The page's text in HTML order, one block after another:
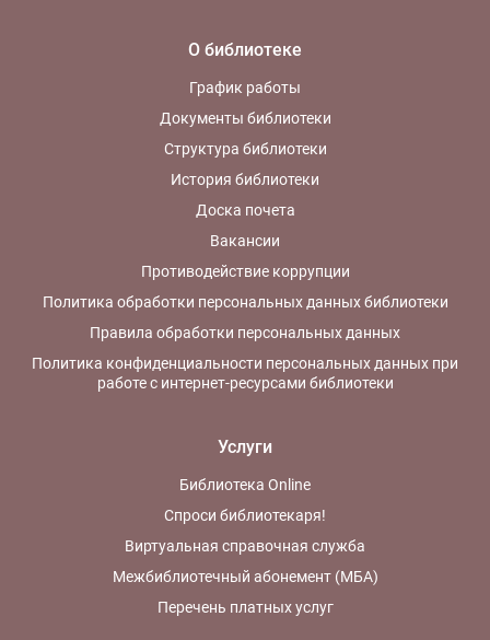
О библиотеке
График работы
Документы библиотеки
Структура библиотеки
История библиотеки
Доска почета
Вакансии
Противодействие коррупции
Политика обработки персональных данных библиотеки
Правила обработки персональных данных
Политика конфиденциальности персональных данных при
работе с интернет-ресурсами библиотеки
Услуги
Библиотека Online
Спроси библиотекаря!
Виртуальная справочная служба
Межбиблиотечный абонемент (МБА)
Перечень платных услуг